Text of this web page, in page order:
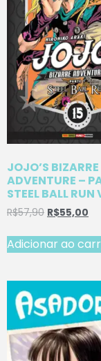
JOJO’S BIZARRE
ADVENTURE –
STEEL BALL RUN
R$57,90 R$55,00
Adicionar ao